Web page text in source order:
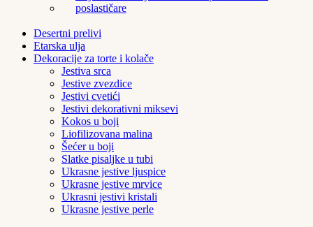
poslastičare
Desertni prelivi
Etarska ulja
Dekoracije za torte i kolače
Jestiva srca
Jestive zvezdice
Jestivi cvetići
Jestivi dekorativni miksevi
Kokos u boji
Liofilizovana malina
Šećer u boji
Slatke pisaljke u tubi
Ukrasne jestive ljuspice
Ukrasne jestive mrvice
Ukrasni jestivi kristali
Ukrasne jestive perle